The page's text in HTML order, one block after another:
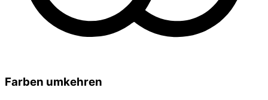
Farben umkehren